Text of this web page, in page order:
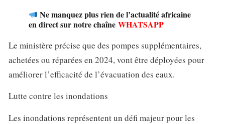
Ne manquez plus rien de l’actualité africaine
en direct sur notre chaîne WHATSAPP
Le ministère précise que des pompes supplémentaires,
achetées ou réparées en 2024, vont être déployées pour
améliorer l’efficacité de l’évacuation des eaux.
Lutte contre les inondations
Les inondations représentent un défi majeur pour les